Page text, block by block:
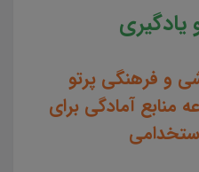
یادگیری
و فرهنگی پرتو
منابع آمادگی برای